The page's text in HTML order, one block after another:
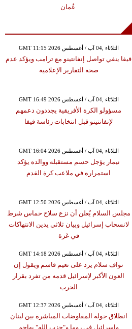
عُمان
GMT 11:15 2026 الثلاثاء ,04 آب / أغسطس
فيفا ينفي تواصل إنفانتينو مع ترامب ويؤكد عدم
صحة التقارير الإعلامية
GMT 16:49 2026 الثلاثاء ,04 آب / أغسطس
مسؤولو الكرة الأفريقية يجددون دعمهم
لإنفانتينو قبل انتخابات رئاسة فيفا
GMT 16:04 2026 الثلاثاء ,04 آب / أغسطس
نيمار يؤجل حسم مستقبله ووالده يؤكد
استمراره في ملاعب كرة القدم
GMT 12:50 2026 الثلاثاء ,04 آب / أغسطس
مجلس السلام يُعلن أن نزع سلاح حماس شرط
لانسحاب إسرائيل وبيان ثلاثي يدين الانتهاكات
في غزة
GMT 14:18 2026 الثلاثاء ,04 آب / أغسطس
نواف سلام يرد على نعيم قاسم ويقول إن
العون الأكبر لإسرائيل قدمه من تفرد بقرار
الحرب
GMT 12:37 2026 الثلاثاء ,04 آب / أغسطس
انطلاق جولة المفاوضات المباشرة بين لبنان
وإسرائيل في روما و"حزب الله" يهاجم